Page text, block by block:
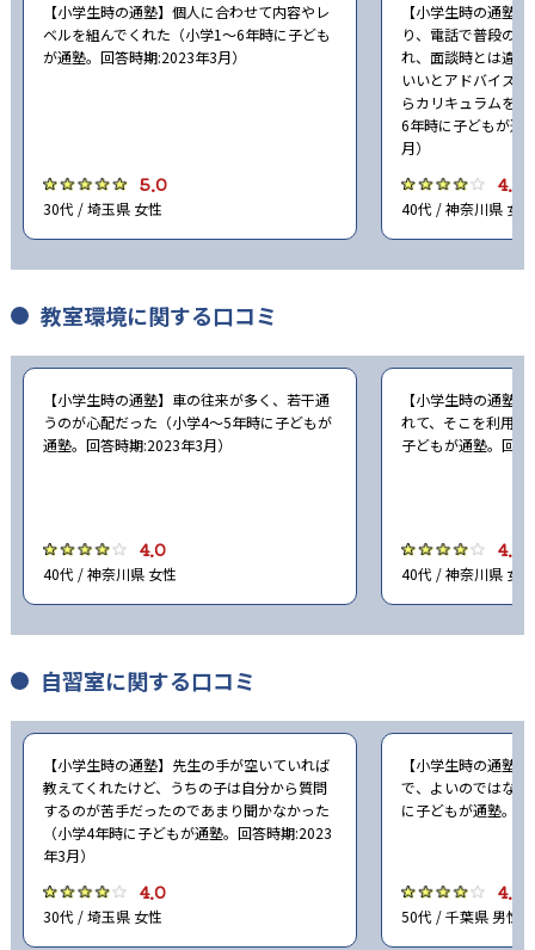
【小学生時の通塾】個人に合わせて内容やレ
ベルを組んでくれた（小学1〜6年時に子ども
が通塾。回答時期:2023年3月）
5.0
30代 / 埼玉県 女性
【小学生時の通塾
り、電話で普段の
れ、面談時とは違
いいとアドバイス
らカリキュラムを
6年時に子どもが通
月）
4.0
40代 / 神奈川県 女性
教室環境に関する口コミ
【小学生時の通塾】車の往来が多く、若干通
うのが心配だった（小学4〜5年時に子どもが
通塾。回答時期:2023年3月）
4.0
40代 / 神奈川県 女性
【小学生時の通塾
れて、そこを利用
子どもが通塾。回
4.0
40代 / 神奈川県 女性
自習室に関する口コミ
【小学生時の通塾】先生の手が空いていれば
教えてくれたけど、うちの子は自分から質問
するのが苦手だったのであまり聞かなかった
（小学4年時に子どもが通塾。回答時期:2023
年3月）
4.0
30代 / 埼玉県 女性
【小学生時の通塾
で、よいのではな
に子どもが通塾。
4.0
50代 / 千葉県 男性